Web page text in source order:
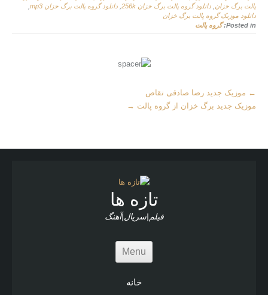
پالت برگ خزان دانلود گروه پالت برگ خزان 256k دانلود گروه پالت برگ خزان mp3
دانلود موزیک گروه پالت برگ خزان
Posted in: گروه پالت
More
Articles
← موزیک جدید رضا صادقی تقاص
موزیک جدید برگ خزان از گروه پالت →
تازه ها
فیلم|سریال|آهنگ
Menu
خانه